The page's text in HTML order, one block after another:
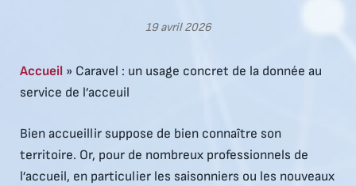
19 avril 2026
Accueil » Caravel : un usage concret de la donnée au
service de l’acceuil
Bien accueillir suppose de bien connaître son
territoire. Or, pour de nombreux professionnels de
l’accueil, en particulier les saisonniers ou les nouveaux